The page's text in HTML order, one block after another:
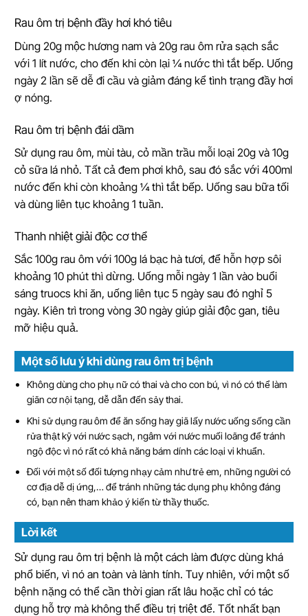
Rau ôm trị bệnh đầy hơi khó tiêu
Dùng 20g mộc hương nam và 20g rau ôm rửa sạch sắc
với 1 lít nước, cho đến khi còn lại ¼ nước thì tắt bếp. Uống
ngày 2 lần sẽ dễ đi cầu và giảm đáng kể tình trạng đầy hơi
ợ nóng.
Rau ôm trị bệnh đái dầm
Sử dụng rau ôm, mùi tàu, cỏ mần trầu mỗi loại 20g và 10g
cỏ sữa lá nhỏ. Tất cả đem phơi khô, sau đó sắc với 400ml
nước đến khi còn khoảng ¼ thì tắt bếp. Uống sau bữa tối
và dùng liên tục khoảng 1 tuần.
Thanh nhiệt giải độc cơ thể
Sắc 100g rau ôm với 100g lá bạc hà tươi, để hỗn hợp sôi
khoảng 10 phút thì dừng. Uống mỗi ngày 1 lần vào buổi
sáng truocs khi ăn, uống liên tục 5 ngày sau đó nghỉ 5
ngày. Kiên trì trong vòng 30 ngày giúp giải độc gan, tiêu
mỡ hiệu quả.
Một số lưu ý khi dùng rau ôm trị bệnh
Không dùng cho phụ nữ có thai và cho con bú, vì nó có thể làm
giãn cơ nội tạng, dễ dẫn đến sảy thai.
Khi sử dụng rau ôm để ăn sống hay giã lấy nước uống sống cần
rửa thật kỹ với nước sạch, ngâm với nước muối loãng để tránh
ngộ độc vì nó rất có khả năng bám dính các loại vi khuẩn.
Đối với một số đối tượng nhạy cảm như trẻ em, những người có
cơ địa dễ dị ứng,… để tránh những tác dụng phụ không đáng
có, bạn nên tham khảo ý kiến từ thầy thuốc.
Lời kết
Sử dụng rau ôm trị bệnh là một cách làm được dùng khá
phổ biến, vì nó an toàn và lành tính. Tuy nhiên, với một số
bệnh nặng có thể cần thời gian rất lâu hoặc chỉ có tác
dụng hỗ trợ mà không thể điều trị triệt để. Tốt nhất bạn